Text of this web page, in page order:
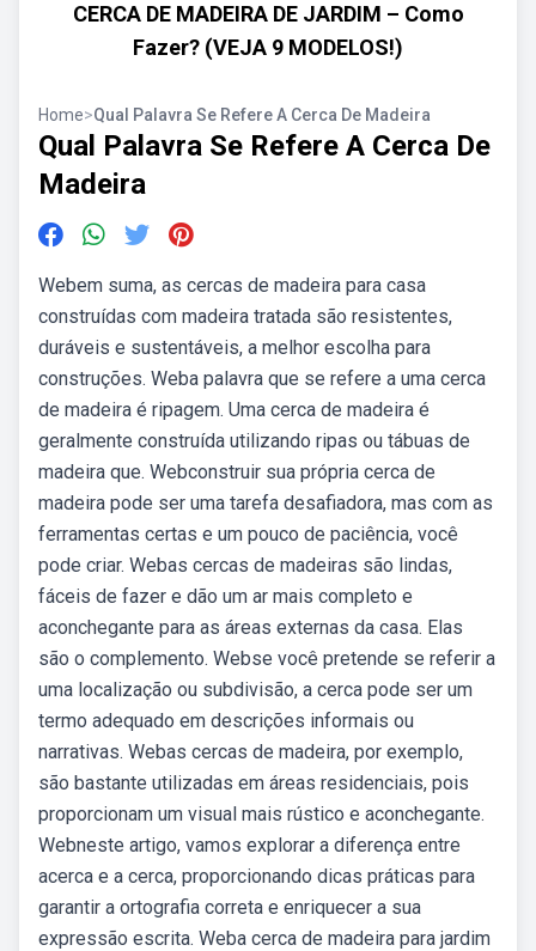
CERCA DE MADEIRA DE JARDIM – Como
Fazer? (VEJA 9 MODELOS!)
Home>Qual Palavra Se Refere A Cerca De Madeira
Qual Palavra Se Refere A Cerca De
Madeira
Webem suma, as cercas de madeira para casa
construídas com madeira tratada são resistentes,
duráveis e sustentáveis, a melhor escolha para
construções. Weba palavra que se refere a uma cerca
de madeira é ripagem. Uma cerca de madeira é
geralmente construída utilizando ripas ou tábuas de
madeira que. Webconstruir sua própria cerca de
madeira pode ser uma tarefa desafiadora, mas com as
ferramentas certas e um pouco de paciência, você
pode criar. Webas cercas de madeiras são lindas,
fáceis de fazer e dão um ar mais completo e
aconchegante para as áreas externas da casa. Elas
são o complemento. Webse você pretende se referir a
uma localização ou subdivisão, a cerca pode ser um
termo adequado em descrições informais ou
narrativas. Webas cercas de madeira, por exemplo,
são bastante utilizadas em áreas residenciais, pois
proporcionam um visual mais rústico e aconchegante.
Webneste artigo, vamos explorar a diferença entre
acerca e a cerca, proporcionando dicas práticas para
garantir a ortografia correta e enriquecer a sua
expressão escrita. Weba cerca de madeira para jardim